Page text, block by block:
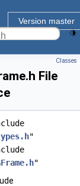
Version master
Classes
File
"
"